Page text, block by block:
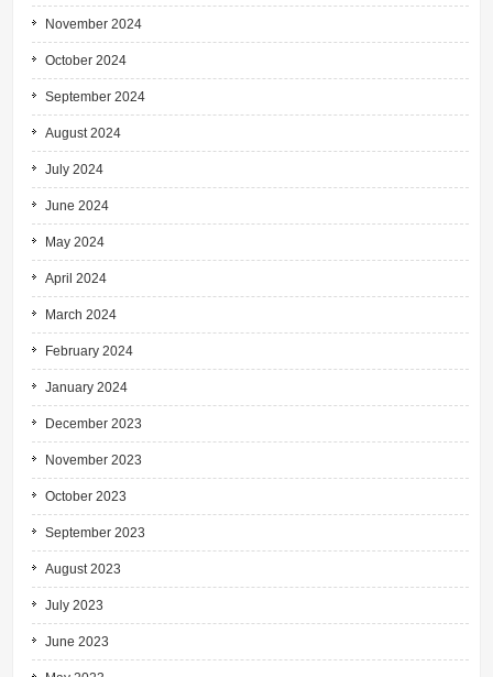
November 2024
October 2024
September 2024
August 2024
July 2024
June 2024
May 2024
April 2024
March 2024
February 2024
January 2024
December 2023
November 2023
October 2023
September 2023
August 2023
July 2023
June 2023